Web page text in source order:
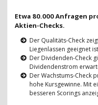
Etwa 80.000 Anfragen
Aktien-Checks.
Der Qualitäts-Check
Liegenlassen geeignet ist
Der Dividenden-Check
Dividendenstrom
Der Wachstums-Check
hohe Kursgewinne. Mit
besseren Scorings